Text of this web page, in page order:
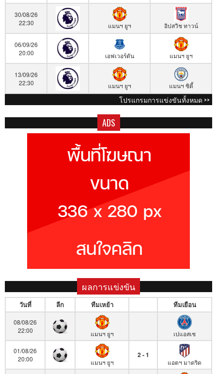
30/08/26
22:30
แมนฯ ยูฯ อิปสวิช ทาวน์
06/09/26
20:00
เอฟเวอร์ตัน แมนฯ ยูฯ
13/09/26
22:30
แมนฯ ยูฯ แมนฯ ซิตี้
โปรแกรมการแข่งขันทั้งหมด >>
ADS
ผลการแข่งขัน
วันที่ ลีก ทีมเหย้า ทีมเยือน
08/08/26
22:00
แมนฯ ยูฯ เปแอสเช
01/08/26
20:00
แมนฯ ยูฯ
2 - 1
แอตฯ มาดริด